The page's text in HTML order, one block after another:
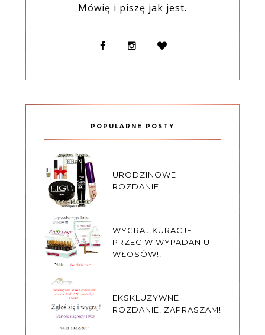
Mówię i piszę jak jest.
POPULARNE POSTY
URODZINOWE
ROZDANIE!
WYGRAJ KURACJE
PRZECIW WYPADANIU
WŁOSÓW!!
EKSKLUZYWNE
ROZDANIE! ZAPRASZAM!